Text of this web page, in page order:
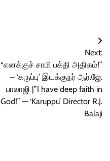
Next:
“எனக்குச் சாமி பக்தி அதிகம்!”
– ‘கருப்பு’ இயக்குநர் ஆர்.ஜே.
பாலாஜி |”I have deep faith in
God!” — ‘Karuppu’ Director R.J.
Balaji